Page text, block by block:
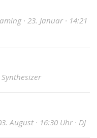
· 23. Januar · 14:21
Synthesizer
August · 16:30 Uhr · DJ